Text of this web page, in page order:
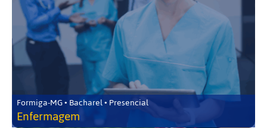
Formiga-MG • Bacharel • Presencial
Enfermagem